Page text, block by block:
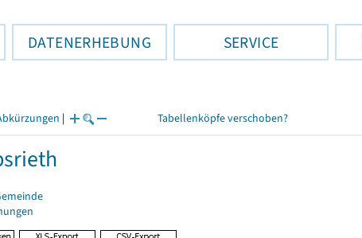
DATENERHEBUNG SERVICE
| Tabellenköpfe verschoben?